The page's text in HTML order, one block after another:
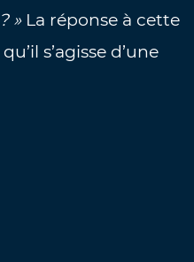
»La réponse à cette
s’agisse d’une